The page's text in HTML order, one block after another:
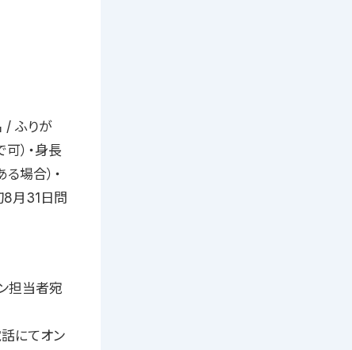
/ ふりが
）・身長
場合）・
8月31日問
担当者宛
にてオン